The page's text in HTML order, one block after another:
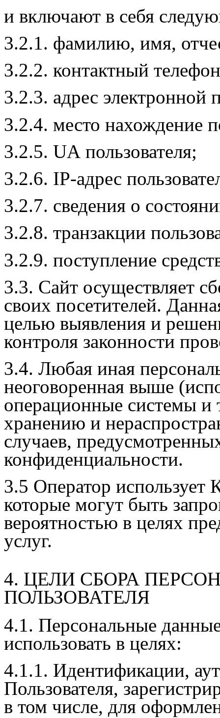
и включают в себя
3.2.1. фамилию, имя,
3.2.2. контактный
3.2.3. адрес электронной
3.2.4. место нахождение
3.2.5. UA пользователя;
3.2.6. IP-адрес
3.2.7. сведения о
3.2.8. транзакции
3.2.9. поступление
3.3. Сайт осуществляет
своих посетителей.
целью выявления и
контроля законности
3.4. Любая иная
неоговоренная выше
операционные системы
хранению и
случаев,
конфиденциальности.
3.5 Оператор использует
которые могут быть
вероятностью в целях
услуг.
4. ЦЕЛИ СБОРА
ПОЛЬЗОВАТЕЛЯ
4.1. Персональные
использовать в целях:
4.1.1. Идентификации,
Пользователя,
в том числе, для